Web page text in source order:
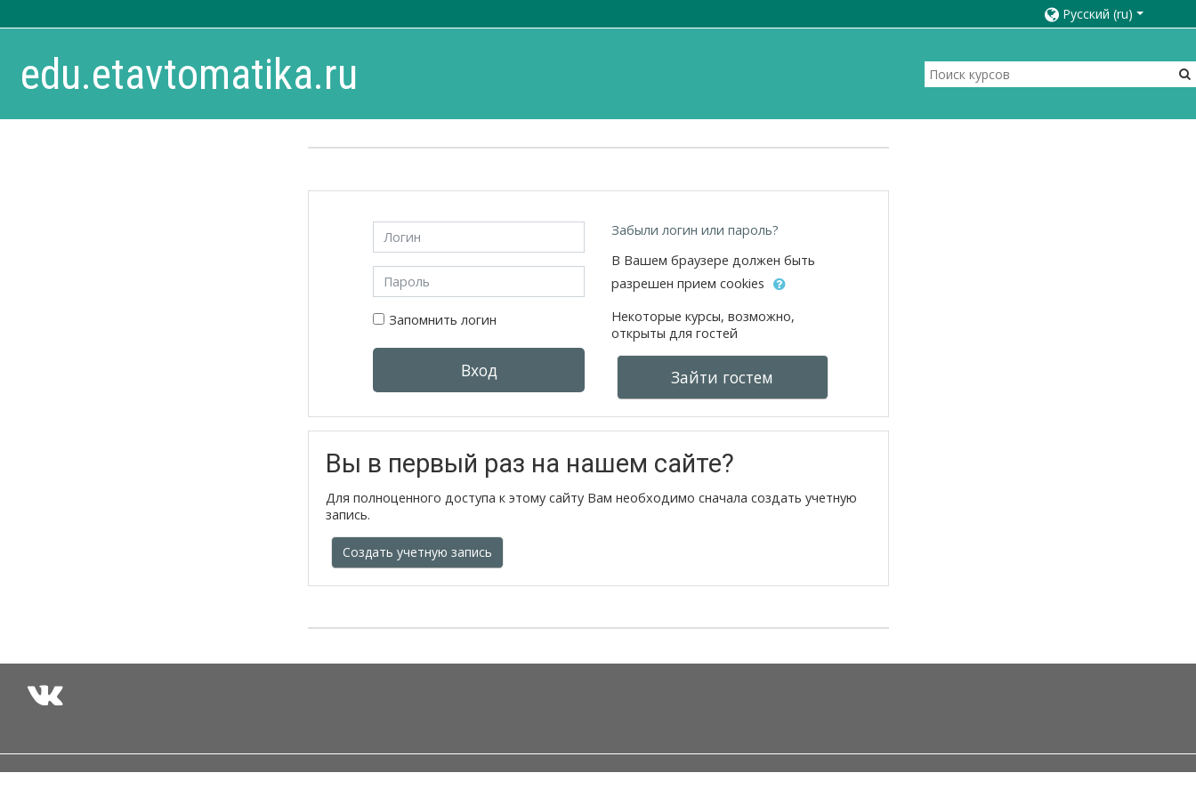
Русский ‎(ru)‎
edu.etavtomatika.ru
Логин
Пароль
Запомнить логин
Вход
Забыли логин или пароль?
В Вашем браузере должен быть
разрешен прием cookies
Некоторые курсы, возможно,
открыты для гостей
Зайти гостем
Вы в первый раз на нашем сайте?
Для полноценного доступа к этому сайту Вам необходимо сначала создать учетную
запись.
Создать учетную запись